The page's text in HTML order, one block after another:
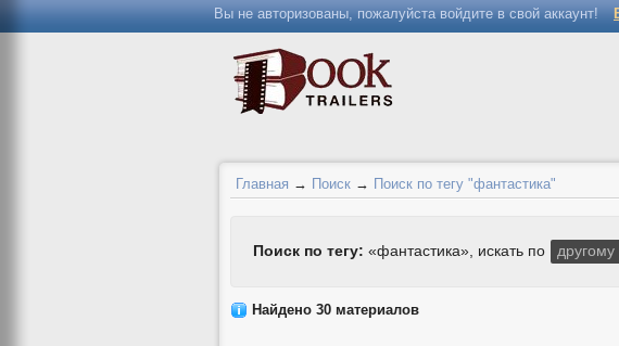
Вы не авторизованы, пожалуйста войдите в свой аккаунт!
Главная → Поиск → Поиск по тегу "фантастика"
Поиск по тегу: «фантастика», искать по другому
Найдено 30 материалов